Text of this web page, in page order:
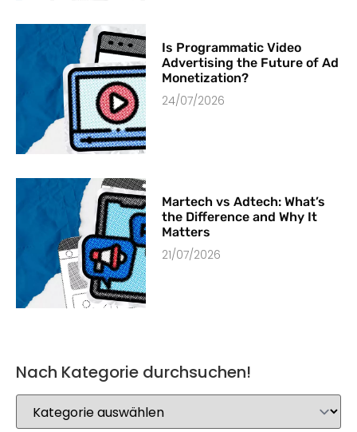
Is Programmatic Video
Advertising the Future of Ad
Monetization?
24/07/2026
Martech vs Adtech: What’s
the Difference and Why It
Matters
21/07/2026
Nach Kategorie durchsuchen!